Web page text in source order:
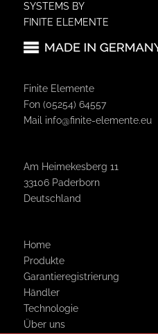
SYSTEMS BY
FINITE ELEMENTE
Finite Elemente
Fon (05254) 64557
Mail info@finite-elemente.eu
Am Heimekesberg 11
33106 Paderborn
Deutschland
Home
Produkte
Garantie­registrierung
Händler
Technologie
Über uns